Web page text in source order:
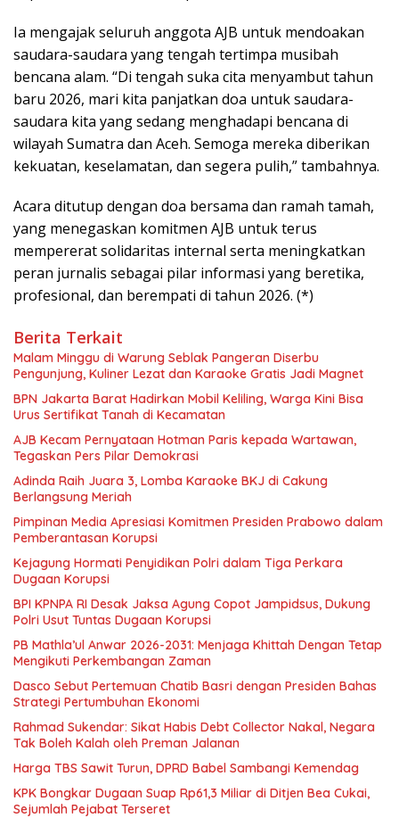
Ia mengajak seluruh anggota AJB untuk mendoakan
saudara-saudara yang tengah tertimpa musibah
bencana alam. “Di tengah suka cita menyambut tahun
baru 2026, mari kita panjatkan doa untuk saudara-
saudara kita yang sedang menghadapi bencana di
wilayah Sumatra dan Aceh. Semoga mereka diberikan
kekuatan, keselamatan, dan segera pulih,” tambahnya.
Acara ditutup dengan doa bersama dan ramah tamah,
yang menegaskan komitmen AJB untuk terus
mempererat solidaritas internal serta meningkatkan
peran jurnalis sebagai pilar informasi yang beretika,
profesional, dan berempati di tahun 2026. (*)
Berita Terkait
Malam Minggu di Warung Seblak Pangeran Diserbu
Pengunjung, Kuliner Lezat dan Karaoke Gratis Jadi Magnet
BPN Jakarta Barat Hadirkan Mobil Keliling, Warga Kini Bisa
Urus Sertifikat Tanah di Kecamatan
AJB Kecam Pernyataan Hotman Paris kepada Wartawan,
Tegaskan Pers Pilar Demokrasi
Adinda Raih Juara 3, Lomba Karaoke BKJ di Cakung
Berlangsung Meriah
Pimpinan Media Apresiasi Komitmen Presiden Prabowo dalam
Pemberantasan Korupsi
Kejagung Hormati Penyidikan Polri dalam Tiga Perkara
Dugaan Korupsi
BPI KPNPA RI Desak Jaksa Agung Copot Jampidsus, Dukung
Polri Usut Tuntas Dugaan Korupsi
PB Mathla’ul Anwar 2026-2031: Menjaga Khittah Dengan Tetap
Mengikuti Perkembangan Zaman
Dasco Sebut Pertemuan Chatib Basri dengan Presiden Bahas
Strategi Pertumbuhan Ekonomi
Rahmad Sukendar: Sikat Habis Debt Collector Nakal, Negara
Tak Boleh Kalah oleh Preman Jalanan
Harga TBS Sawit Turun, DPRD Babel Sambangi Kemendag
KPK Bongkar Dugaan Suap Rp61,3 Miliar di Ditjen Bea Cukai,
Sejumlah Pejabat Terseret